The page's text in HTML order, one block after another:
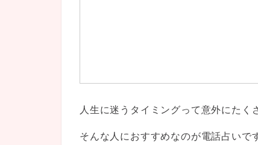
人生に迷うタイミングって意外にたく
そんな人におすすめなのが電話占いで